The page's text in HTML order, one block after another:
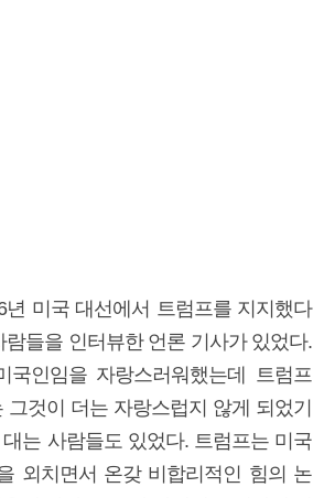
년 미국 대선에서 트럼프를 지지했다
람들을 인터뷰한 언론 기사가 있었다.
국인임을 자랑스러워했는데 트럼프
그것이 더는 자랑스럽지 않게 되었기
는 사람들도 있었다. 트럼프는 미국
외치면서 온갖 비합리적인 힘의 논